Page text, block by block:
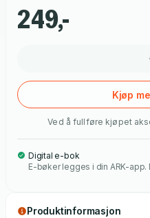
være bevisst eller ha et
1980) er informatiker og
249,-
Kjøp
Ved å fullføre kjøpet
Digital e-bok
E-bøker legges i din ARK-
Produktinformasjon